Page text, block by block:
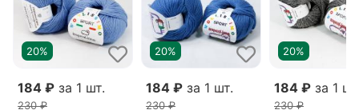
20%
184 ₽ за 1 шт.
230 ₽
20%
184 ₽ за 1 шт.
230 ₽
20%
184 ₽ за 1
230 ₽